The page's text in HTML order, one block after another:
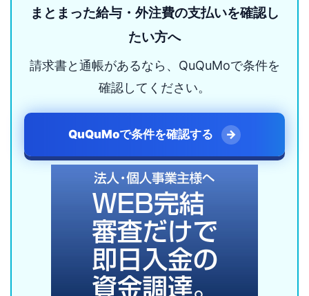
まとまった給与・外注費の支払いを確認し
たい方へ
請求書と通帳があるなら、QuQuMoで条件を
確認してください。
QuQuMoで条件を確認する